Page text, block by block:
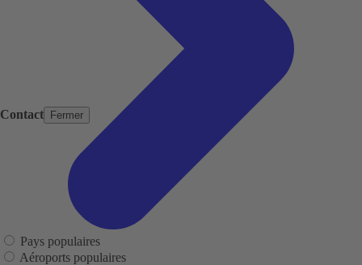
Contact Fermer
Pays populaires
Aéroports populaires